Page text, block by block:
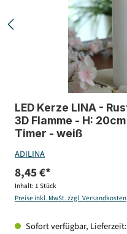
LED Kerze LINA -
3D Flamme - H:
Timer - weiß
ADILINA
8,45 €*
Inhalt: 1 Stück
Preise inkl. MwSt. zzgl. Versandkosten
Sofort verfügbar,